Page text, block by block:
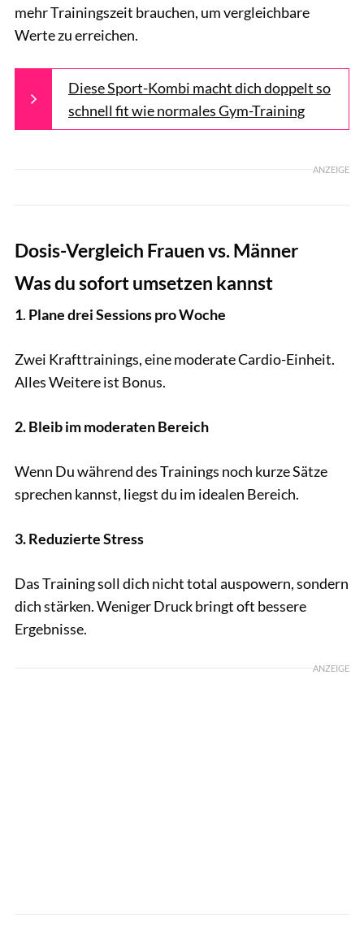
mehr Trainingszeit brauchen, um vergleichbare
Werte zu erreichen.
Diese Sport-Kombi macht dich doppelt so
schnell fit wie normales Gym-Training
ANZEIGE
Dosis-Vergleich Frauen vs. Männer
Was du sofort umsetzen kannst
1. Plane drei Sessions pro Woche
Zwei Krafttrainings, eine moderate Cardio-Einheit.
Alles Weitere ist Bonus.
2. Bleib im moderaten Bereich
Wenn Du während des Trainings noch kurze Sätze
sprechen kannst, liegst du im idealen Bereich.
3. Reduzierte Stress
Das Training soll dich nicht total auspowern, sondern
dich stärken. Weniger Druck bringt oft bessere
Ergebnisse.
ANZEIGE